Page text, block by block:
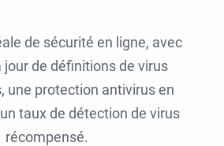
de sécurité en ligne, avec
jour de définitions de virus
une protection antivirus en
taux de détection de virus
récompensé.